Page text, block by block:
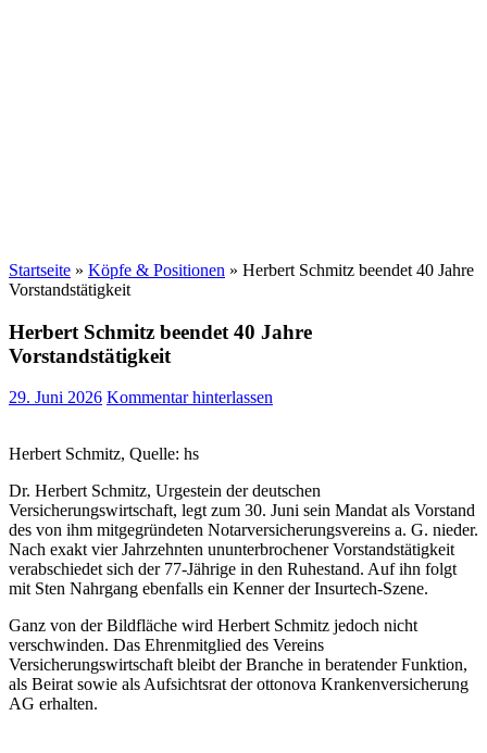
Startseite » Köpfe & Positionen » Herbert Schmitz beendet 40 Jahre
Vorstandstätigkeit
Herbert Schmitz beendet 40 Jahre
Vorstandstätigkeit
29. Juni 2026 Kommentar hinterlassen
Herbert Schmitz, Quelle: hs
Dr. Herbert Schmitz, Urgestein der deutschen
Versicherungswirtschaft, legt zum 30. Juni sein Mandat als Vorstand
des von ihm mitgegründeten Notarversicherungsvereins a. G. nieder.
Nach exakt vier Jahrzehnten ununterbrochener Vorstandstätigkeit
verabschiedet sich der 77-Jährige in den Ruhestand. Auf ihn folgt
mit Sten Nahrgang ebenfalls ein Kenner der Insurtech-Szene.
Ganz von der Bildfläche wird Herbert Schmitz jedoch nicht
verschwinden. Das Ehrenmitglied des Vereins
Versicherungswirtschaft bleibt der Branche in beratender Funktion,
als Beirat sowie als Aufsichtsrat der ottonova Krankenversicherung
AG erhalten.